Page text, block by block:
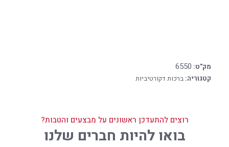
מק"ט: 6550
קטגוריה: ברכות דקורטיביות
רוצים להתעדכן ראשונים על מבצעים והטבות?
בואו להיות חברים שלנו